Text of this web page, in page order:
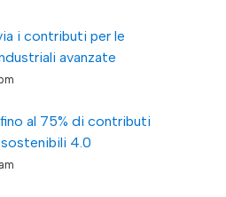
i contributi per le
avanzate
al 75% di contributi
4.0